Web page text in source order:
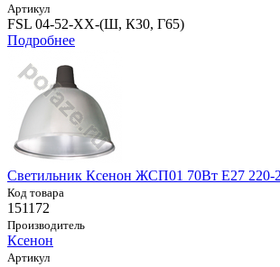
Артикул
FSL 04-52-XX-(Ш, К30, Г65)
Подробнее
Светильник Ксенон ЖСП01 70Вт E27 220-
Код товара
151172
Производитель
Ксенон
Артикул